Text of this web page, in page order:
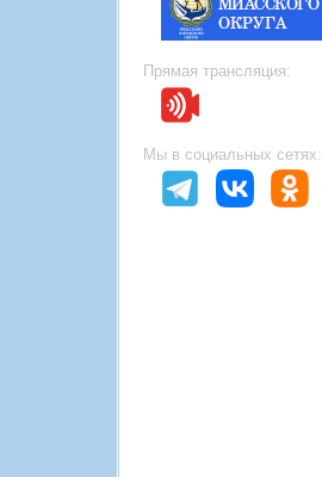
Прямая трансляция:
Мы в социальных сетях: